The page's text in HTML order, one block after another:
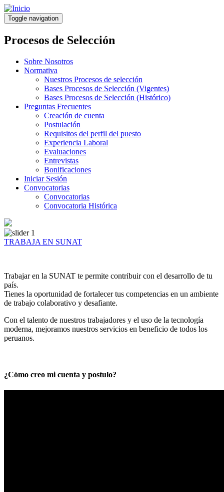
Pasar
al
contenido
principal
Toggle navigation
Procesos de Selección
Sobre Nosotros
Normativa
Nuestros Procesos de selección
Bases Procesos de Selección (Vigentes)
Bases Procesos de Selección (Histórico)
Preguntas Frecuentes
Creación de cuenta
Postulación
Requisitos del perfil del puesto
Experiencia Laboral
Evaluaciones
Entrevistas
Bonificaciones
Iniciar Sesión
Convocatorias
Convocatorias
Convocatoria Histórica
TRABAJA EN SUNAT
Trabajar en la SUNAT te permite contribuir con el desarrollo de tu
país.
Tienes la oportunidad de fortalecer tus competencias en un ambiente
de trabajo colaborativo y desafiante.
Con el talento de nuestros trabajadores y el uso de la tecnología
moderna, mejoramos nuestros servicios en beneficio de todos los
peruanos.
¿Cómo creo mi cuenta y postulo?